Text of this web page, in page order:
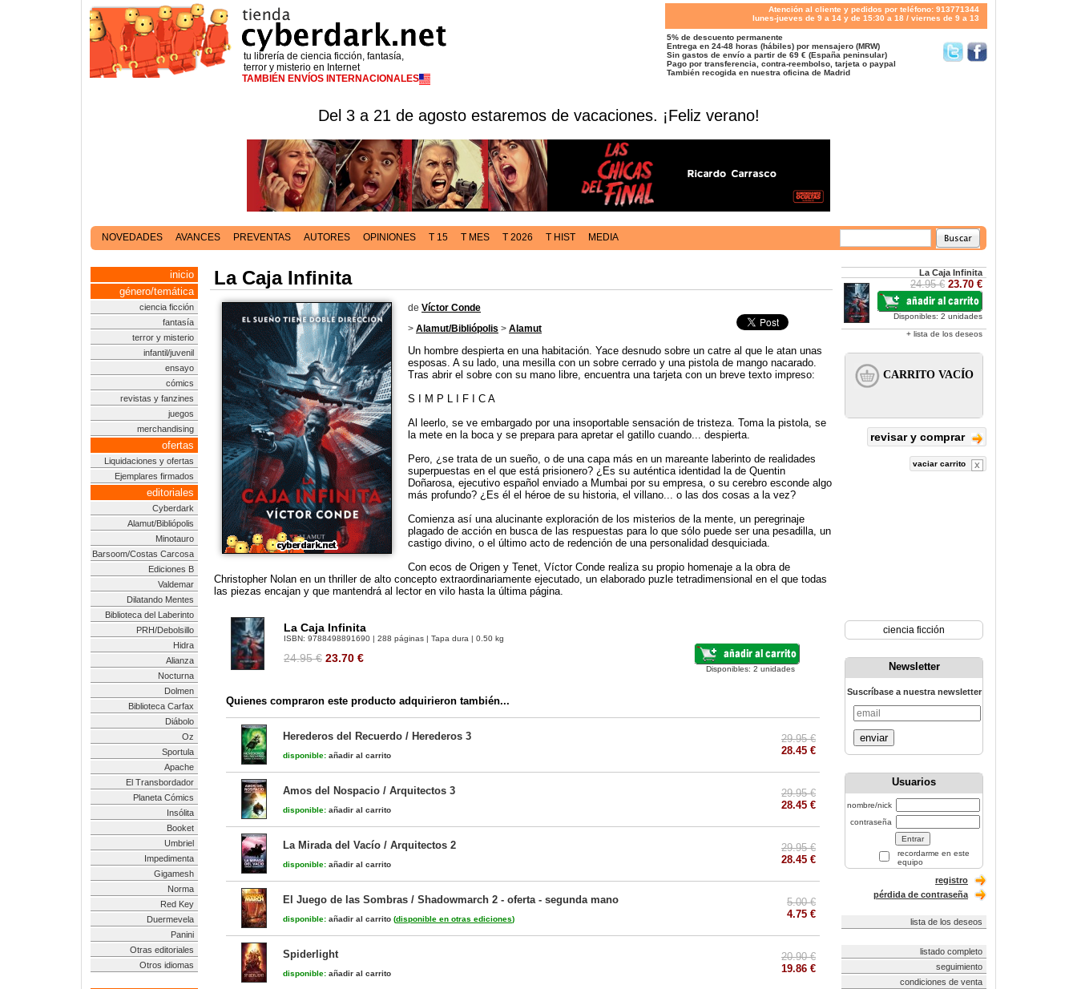
tu librería de ciencia ficción, fantasía,
terror y misterio en Internet
TAMBIÉN ENVÍOS INTERNACIONALES
Atención al cliente y pedidos por teléfono: 913771344
lunes-jueves de 9 a 14 y de 15:30 a 18 / viernes de 9 a 13
5% de descuento permanente
Entrega en 24-48 horas (hábiles) por mensajero (MRW)
Sin gastos de envío a partir de 69 € (España peninsular)
Pago por transferencia, contra-reembolso, tarjeta o paypal
También recogida en nuestra oficina de Madrid
Del 3 a 21 de agosto estaremos de vacaciones. ¡Feliz verano!
NOVEDADES AVANCES PREVENTAS AUTORES OPINIONES T 15 T MES T 2026 T HIST MEDIA
inicio
género/temática
ciencia ficción
fantasía
terror y misterio
infantil/juvenil
ensayo
cómics
revistas y fanzines
juegos
merchandising
ofertas
Liquidaciones y ofertas
Ejemplares firmados
editoriales
Cyberdark
Alamut/Bibliópolis
Minotauro
Barsoom/Costas Carcosa
Ediciones B
Valdemar
Dilatando Mentes
Biblioteca del Laberinto
PRH/Debolsillo
Hidra
Alianza
Nocturna
Dolmen
Biblioteca Carfax
Diábolo
Oz
Sportula
Apache
El Transbordador
Planeta Cómics
Insólita
Booket
Umbriel
Impedimenta
Gigamesh
Norma
Red Key
Duermevela
Panini
Otras editoriales
Otros idiomas
La Caja Infinita
de Víctor Conde
> Alamut/Bibliópolis > Alamut
Un hombre despierta en una habitación. Yace desnudo sobre un catre al que le atan unas
esposas. A su lado, una mesilla con un sobre cerrado y una pistola de mango nacarado.
Tras abrir el sobre con su mano libre, encuentra una tarjeta con un breve texto impreso:
S I M P L I F I C A
Al leerlo, se ve embargado por una insoportable sensación de tristeza. Toma la pistola, se
la mete en la boca y se prepara para apretar el gatillo cuando... despierta.
Pero, ¿se trata de un sueño, o de una capa más en un mareante laberinto de realidades
superpuestas en el que está prisionero? ¿Es su auténtica identidad la de Quentin
Doñarosa, ejecutivo español enviado a Mumbai por su empresa, o su cerebro esconde algo
más profundo? ¿Es él el héroe de su historia, el villano... o las dos cosas a la vez?
Comienza así una alucinante exploración de los misterios de la mente, un peregrinaje
plagado de acción en busca de las respuestas para lo que sólo puede ser una pesadilla, un
castigo divino, o el último acto de redención de una personalidad desquiciada.
Con ecos de Origen y Tenet, Víctor Conde realiza su propio homenaje a la obra de
Christopher Nolan en un thriller de alto concepto extraordinariamente ejecutado, un elaborado puzle tetradimensional en el que todas
las piezas encajan y que mantendrá al lector en vilo hasta la última página.
La Caja Infinita
ISBN: 9788498891690 | 288 páginas | Tapa dura | 0.50 kg
24.95 € 23.70 €
Disponibles: 2 unidades
Quienes compraron este producto adquirieron también...
Herederos del Recuerdo / Herederos 3
disponible: añadir al carrito
29.95 €
28.45 €
Amos del Nospacio / Arquitectos 3
disponible: añadir al carrito
29.95 €
28.45 €
La Mirada del Vacío / Arquitectos 2
disponible: añadir al carrito
29.95 €
28.45 €
El Juego de las Sombras / Shadowmarch 2 - oferta - segunda mano
disponible: añadir al carrito (disponible en otras ediciones)
5.00 €
4.75 €
Spiderlight
disponible: añadir al carrito
20.90 €
19.86 €
La Caja Infinita
24.95 € 23.70 €
Disponibles: 2 unidades
+ lista de los deseos
revisar y comprar
vaciar carrito
ciencia ficción
Newsletter
Suscríbase a nuestra newsletter
enviar
Usuarios
nombre/nick
contraseña
recordarme en este
equipo
registro
pérdida de contraseña
lista de los deseos
listado completo
seguimiento
condiciones de venta